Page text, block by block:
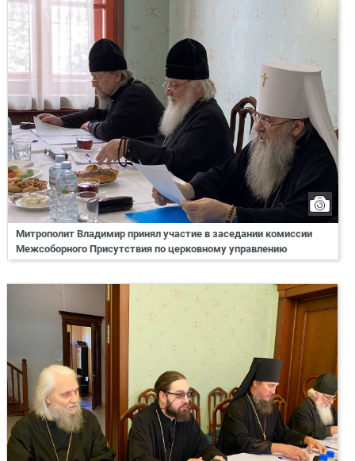
Митрополит Владимир принял участие в заседании комиссии
Межсоборного Присутствия по церковному управлению